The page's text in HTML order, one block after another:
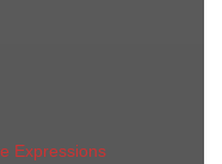
Expressions